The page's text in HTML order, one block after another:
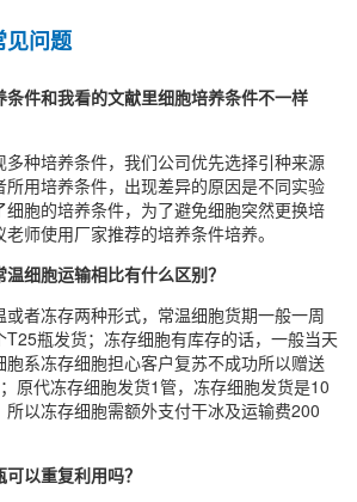
见问题
条件和我看的文献里细胞培养条件不一样
种培养条件，我们公司优先选择引种来源
所用培养条件，出现差异的原因是不同实验
细胞的培养条件，为了避免细胞突然更换培
师使用厂家推荐的培养条件培养。
细胞运输相比有什么区别？
者冻存两种形式，常温细胞货期一般一周
瓶发货；冻存细胞有库存的话，一般当天
胞系冻存细胞担心客户复苏不成功所以赠送
原代冻存细胞发货1管，冻存细胞发货是10
所以冻存细胞需额外支付干冰及运输费200
以重复利用吗？